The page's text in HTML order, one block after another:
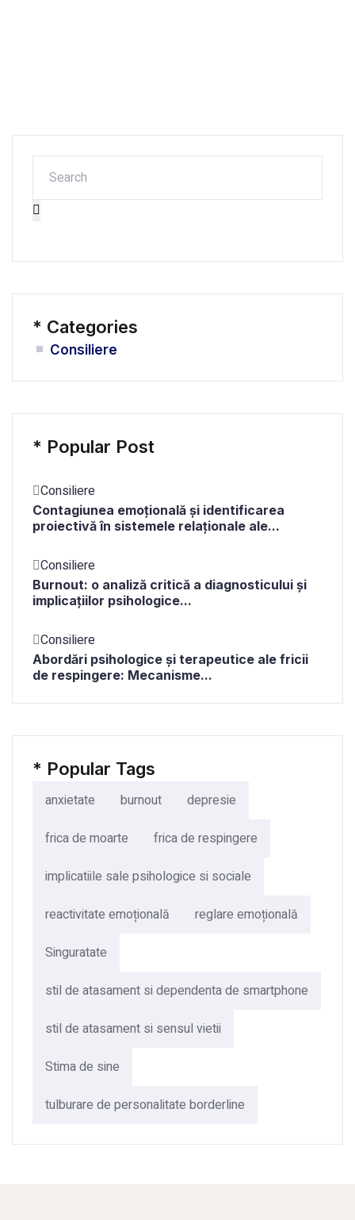
* Categories
Consiliere
* Popular Post
Consiliere
Contagiunea emoțională și identificarea
proiectivă în sistemele relaționale ale...
Consiliere
Burnout: o analiză critică a diagnosticului și
implicațiilor psihologice...
Consiliere
Abordări psihologice și terapeutice ale fricii
de respingere: Mecanisme...
* Popular Tags
anxietate burnout
depresie
frica de moarte
frica de respingere
implicatiile sale psihologice si sociale
reactivitate emoțională
reglare emoțională
Singuratate
stil de atasament si dependenta de smartphone
stil de atasament si sensul vietii
Stima de sine
tulburare de personalitate borderline